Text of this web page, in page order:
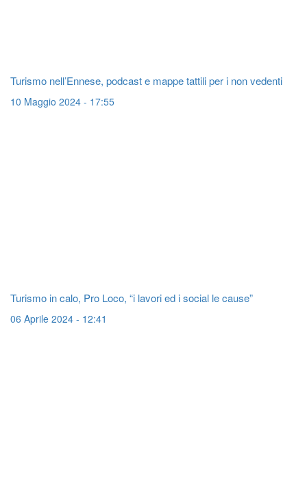
Turismo nell’Ennese, podcast e mappe tattili per i non vedenti
10 Maggio 2024 - 17:55
Turismo in calo, Pro Loco, “i lavori ed i social le cause”
06 Aprile 2024 - 12:41